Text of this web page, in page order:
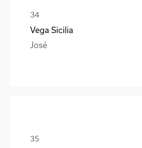
Vega Sicilia
José